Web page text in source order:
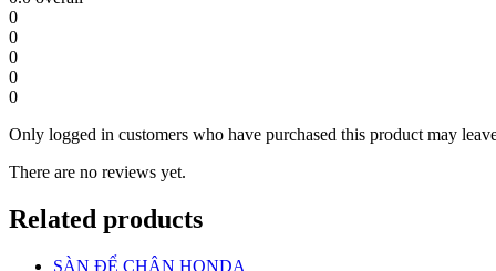
0
0
0
0
0
Only logged in customers who have purchased this product may
There are no reviews yet.
Related products
SÀN ĐỂ CHÂN HONDA